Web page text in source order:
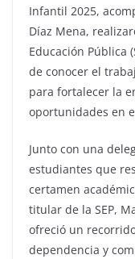
Infantil 2025,
Díaz Mena,
Educación Pública
de conocer el
para fortalecer la
oportunidades en
Junto con una
estudiantes que
certamen
titular de la SEP,
ofreció un
dependencia y